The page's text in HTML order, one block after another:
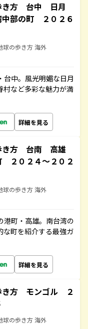
き方 台中 日月
部の町 ２０２６
球の歩き方 海外
台中。風光明媚な日月
村など多彩な魅力が満
詳細を見る
き方 台南 高雄
２０２４～２０２
球の歩き方 海外
港町・高雄。南台湾の
な町を紹介する最強ガ
詳細を見る
き方 モンゴル ２
球の歩き方 海外